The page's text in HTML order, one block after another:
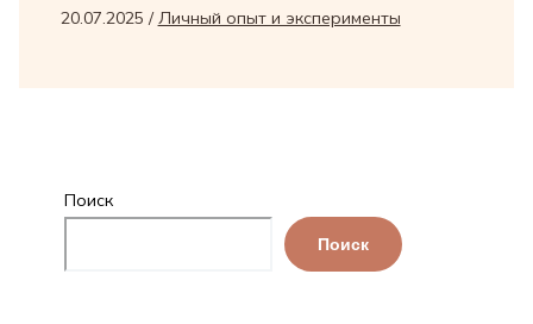
20.07.2025 /Личный опыт и эксперименты
Поиск
Поиск